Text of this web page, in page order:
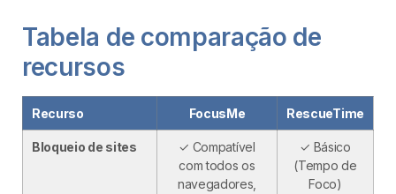
Tabela de comparação de
recursos
Recurso FocusMe RescueTime
Bloqueio de sites
✓ Compatível
com todos os
navegadores,
✓ Básico
(Tempo de
Foco)